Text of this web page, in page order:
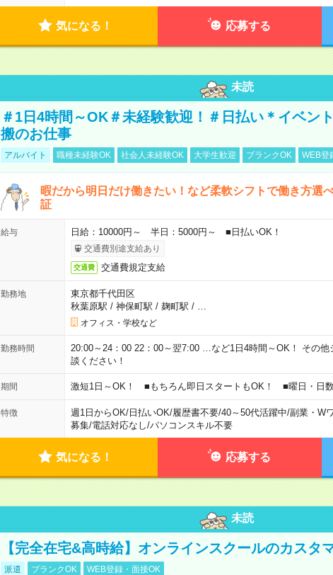
気になる！ 応募する
未読
＃1日4時間～OK＃未経験歓迎！＃日払い＊イベン
搬のお仕事
アルバイト 職種未経験OK 社会人未経験OK 大学生歓迎 ブランクOK WEB登
暇だから明日だけ働きたい！など柔軟シフトで働き方選
証
給与 日給：10000円～ 半日：5000円～ ■日払いOK！
交通費別途支給あり
交通費 交通費規定支給
勤務地
東京都千代田区
秋葉原駅 / 神保町駅 / 麹町駅 /
オフィス・学校など
勤務時間
20:00～24：00 22：00～翌7:00 …など1日4時間～OK！ その
談ください！
期間 激短1日～OK！ ■もちろん即日スタートもOK！ ■曜日・日数
特徴 週1日からOK/日払いOK/履歴書不要/40～50代活躍中/副業・W
募集/電話対応なし/パソコンスキル不要
気になる！ 応募する
未読
【完全在宅&高時給】オンラインスクールのカスタ
派遣 ブランクOK WEB登録・面接OK